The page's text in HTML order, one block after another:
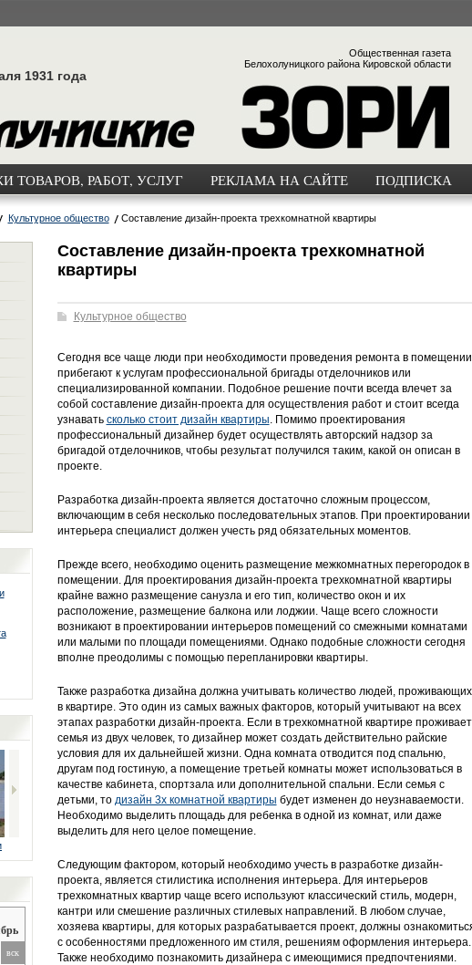
1931 года
Общественная газета
Белохолуницкого района Кировской области
ТОВАРОВ, РАБОТ, УСЛУГ РЕКЛАМА НА САЙТЕ ПОДПИСКА
Культурное общество Составление дизайн-проекта трехкомнатной квартиры
вск
Составление дизайн-проекта трехкомнатной
квартиры
Культурное общество
Сегодня все чаще люди при необходимости проведения ремонта в помещении
прибегают к услугам профессиональной бригады отделочников или
специализированной компании. Подобное решение почти всегда влечет за
собой составление дизайн-проекта для осуществления работ и стоит всегда
узнавать сколько стоит дизайн квартиры. Помимо проектирования
профессиональный дизайнер будет осуществлять авторский надзор за
бригадой отделочников, чтобы результат получился таким, какой он описан в
проекте.
Разработка дизайн-проекта является достаточно сложным процессом,
включающим в себя несколько последовательных этапов. При проектировании
интерьера специалист должен учесть ряд обязательных моментов.
Прежде всего, необходимо оценить размещение межкомнатных перегородок в
помещении. Для проектирования дизайн-проекта трехкомнатной квартиры
крайне важно размещение санузла и его тип, количество окон и их
расположение, размещение балкона или лоджии. Чаще всего сложности
возникают в проектировании интерьеров помещений со смежными комнатами
или малыми по площади помещениями. Однако подобные сложности сегодня
вполне преодолимы с помощью перепланировки квартиры.
Также разработка дизайна должна учитывать количество людей, проживающих
в квартире. Это один из самых важных факторов, который учитывают на всех
этапах разработки дизайн-проекта. Если в трехкомнатной квартире проживает
семья из двух человек, то дизайнер может создать действительно райские
условия для их дальнейшей жизни. Одна комната отводится под спальню,
другам под гостиную, а помещение третьей комнаты может использоваться в
качестве кабинета, спортзала или дополнительной спальни. Если семья с
детьми, то дизайн 3х комнатной квартиры будет изменен до неузнаваемости.
Необходимо выделить площадь для ребенка в одной из комнат, или даже
выделить для него целое помещение.
Следующим фактором, который необходимо учесть в разработке дизайн-
проекта, является стилистика исполнения интерьера. Для интерьеров
трехкомнатных квартир чаще всего используют классический стиль, модерн,
кантри или смешение различных стилевых направлений. В любом случае,
хозяева квартиры, для которых разрабатывается проект, должны
с особенностями предложенного им стиля, решениям оформления интерьера.
Также необходимо познакомить дизайнера с имеющимися предпочтениями.